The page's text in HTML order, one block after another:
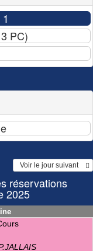
  Voir le jour suivant
réservations
2025